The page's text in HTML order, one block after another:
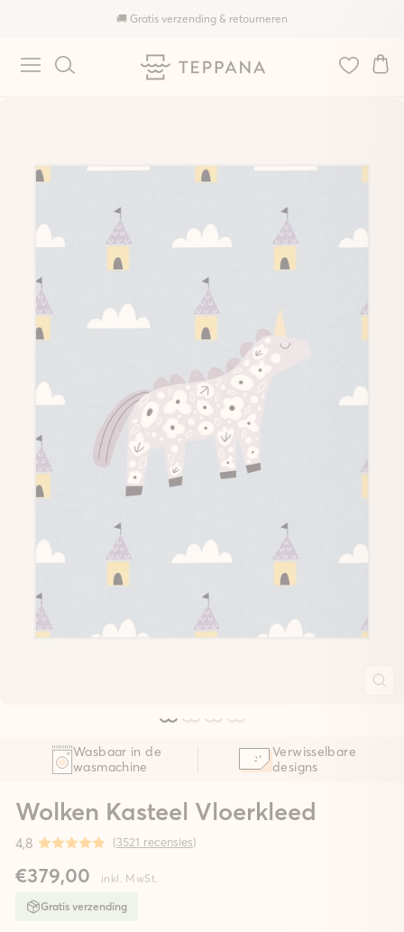
🚚 Gratis verzending & retourneren
Wasbaar in de
wasmachine
Verwisselbare
designs
Wolken Kasteel Vloerkleed
4,8 (3521 recensies)
€379,00 inkl. MwSt.
Gratis verzending